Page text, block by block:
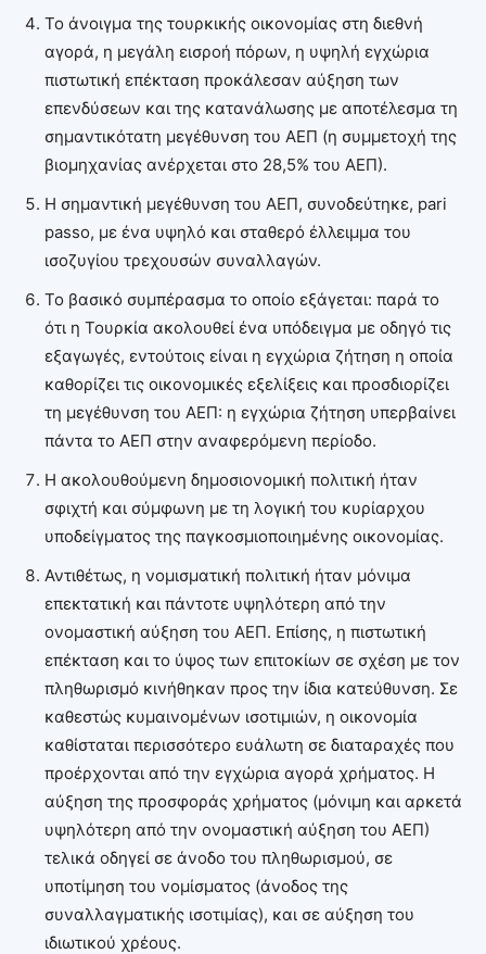
Το άνοιγμα της τουρκικής οικονομίας στη διεθνή
αγορά, η μεγάλη εισροή πόρων, η υψηλή εγχώρια
πιστωτική επέκταση προκάλεσαν αύξηση των
επενδύσεων και της κατανάλωσης με αποτέλεσμα τη
σημαντικότατη μεγέθυνση του ΑΕΠ (η συμμετοχή της
βιομηχανίας ανέρχεται στο 28,5% του ΑΕΠ).
Η σημαντική μεγέθυνση του ΑΕΠ, συνοδεύτηκε, pari
passo, με ένα υψηλό και σταθερό έλλειμμα του
ισοζυγίου τρεχουσών συναλλαγών.
Το βασικό συμπέρασμα το οποίο εξάγεται: παρά το
ότι η Τουρκία ακολουθεί ένα υπόδειγμα με οδηγό τις
εξαγωγές, εντούτοις είναι η εγχώρια ζήτηση η οποία
καθορίζει τις οικονομικές εξελίξεις και προσδιορίζει
τη μεγέθυνση του ΑΕΠ: η εγχώρια ζήτηση υπερβαίνει
πάντα το ΑΕΠ στην αναφερόμενη περίοδο.
Η ακολουθούμενη δημοσιονομική πολιτική ήταν
σφιχτή και σύμφωνη με τη λογική του κυρίαρχου
υποδείγματος της παγκοσμιοποιημένης οικονομίας.
Αντιθέτως, η νομισματική πολιτική ήταν μόνιμα
επεκτατική και πάντοτε υψηλότερη από την
ονομαστική αύξηση του ΑΕΠ. Επίσης, η πιστωτική
επέκταση και το ύψος των επιτοκίων σε σχέση με τον
πληθωρισμό κινήθηκαν προς την ίδια κατεύθυνση. Σε
καθεστώς κυμαινομένων ισοτιμιών, η οικονομία
καθίσταται περισσότερο ευάλωτη σε διαταραχές που
προέρχονται από την εγχώρια αγορά χρήματος. Η
αύξηση της προσφοράς χρήματος (μόνιμη και αρκετά
υψηλότερη από την ονομαστική αύξηση του ΑΕΠ)
τελικά οδηγεί σε άνοδο του πληθωρισμού, σε
υποτίμηση του νομίσματος (άνοδος της
συναλλαγματικής ισοτιμίας), και σε αύξηση του
ιδιωτικού χρέους.